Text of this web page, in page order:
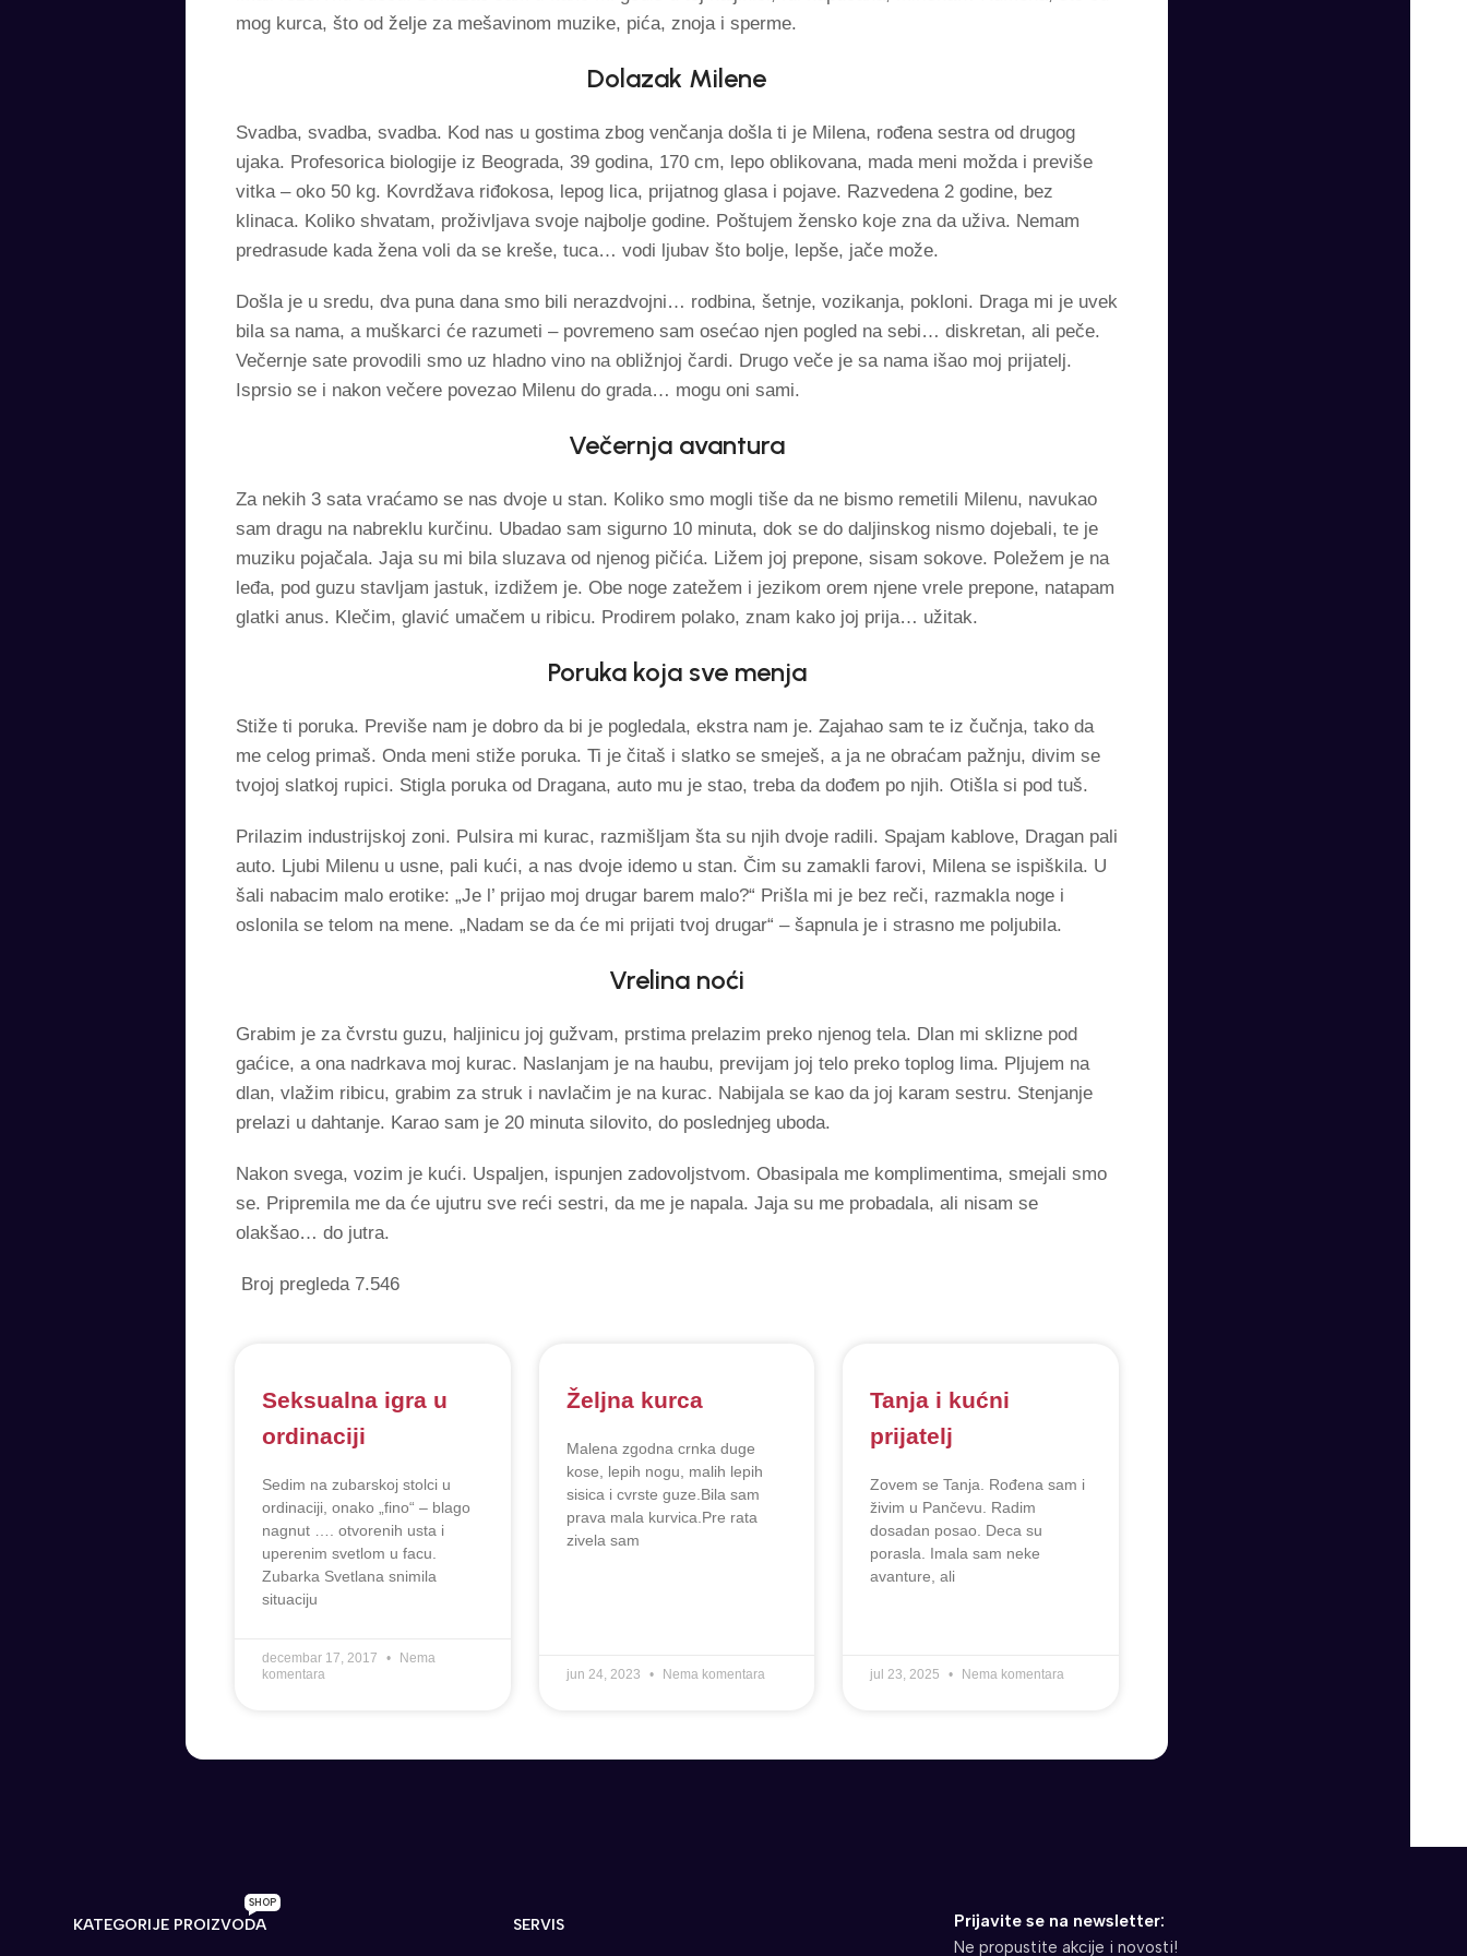
mog kurca, što od želje za mešavinom muzike, pića, znoja i sperme.
Dolazak Milene
Svadba, svadba, svadba. Kod nas u gostima zbog venčanja došla ti je Milena, rođena sestra od drugog
ujaka. Profesorica biologije iz Beograda, 39 godina, 170 cm, lepo oblikovana, mada meni možda i previše
vitka – oko 50 kg. Kovrdžava riđokosa, lepog lica, prijatnog glasa i pojave. Razvedena 2 godine, bez
klinaca. Koliko shvatam, proživljava svoje najbolje godine. Poštujem žensko koje zna da uživa. Nemam
predrasude kada žena voli da se kreše, tuca… vodi ljubav što bolje, lepše, jače može.
Došla je u sredu, dva puna dana smo bili nerazdvojni… rodbina, šetnje, vozikanja, pokloni. Draga mi je uvek
bila sa nama, a muškarci će razumeti – povremeno sam osećao njen pogled na sebi… diskretan, ali peče.
Večernje sate provodili smo uz hladno vino na obližnjoj čardi. Drugo veče je sa nama išao moj prijatelj.
Isprsio se i nakon večere povezao Milenu do grada… mogu oni sami.
Večernja avantura
Za nekih 3 sata vraćamo se nas dvoje u stan. Koliko smo mogli tiše da ne bismo remetili Milenu, navukao
sam dragu na nabreklu kurčinu. Ubadao sam sigurno 10 minuta, dok se do daljinskog nismo dojebali, te je
muziku pojačala. Jaja su mi bila sluzava od njenog pičića. Ližem joj prepone, sisam sokove. Poležem je na
leđa, pod guzu stavljam jastuk, izdižem je. Obe noge zatežem i jezikom orem njene vrele prepone, natapam
glatki anus. Klečim, glavić umačem u ribicu. Prodirem polako, znam kako joj prija… užitak.
Poruka koja sve menja
Stiže ti poruka. Previše nam je dobro da bi je pogledala, ekstra nam je. Zajahao sam te iz čučnja, tako da
me celog primaš. Onda meni stiže poruka. Ti je čitaš i slatko se smeješ, a ja ne obraćam pažnju, divim se
tvojoj slatkoj rupici. Stigla poruka od Dragana, auto mu je stao, treba da dođem po njih. Otišla si pod tuš.
Prilazim industrijskoj zoni. Pulsira mi kurac, razmišljam šta su njih dvoje radili. Spajam kablove, Dragan pali
auto. Ljubi Milenu u usne, pali kući, a nas dvoje idemo u stan. Čim su zamakli farovi, Milena se ispiškila. U
šali nabacim malo erotike: „Je l’ prijao moj drugar barem malo?“ Prišla mi je bez reči, razmakla noge i
oslonila se telom na mene. „Nadam se da će mi prijati tvoj drugar“ – šapnula je i strasno me poljubila.
Vrelina noći
Grabim je za čvrstu guzu, haljinicu joj gužvam, prstima prelazim preko njenog tela. Dlan mi sklizne pod
gaćice, a ona nadrkava moj kurac. Naslanjam je na haubu, previjam joj telo preko toplog lima. Pljujem na
dlan, vlažim ribicu, grabim za struk i navlačim je na kurac. Nabijala se kao da joj karam sestru. Stenjanje
prelazi u dahtanje. Karao sam je 20 minuta silovito, do poslednjeg uboda.
Nakon svega, vozim je kući. Uspaljen, ispunjen zadovoljstvom. Obasipala me komplimentima, smejali smo
se. Pripremila me da će ujutru sve reći sestri, da me je napala. Jaja su me probadala, ali nisam se
olakšao… do jutra.
Broj pregleda 7.546
Seksualna igra u
ordinaciji
Sedim na zubarskoj stolci u
ordinaciji, onako „fino“ – blago
nagnut …. otvorenih usta i
uperenim svetlom u facu.
Zubarka Svetlana snimila
situaciju
decembar 17, 2017
Nema
komentara
Željna kurca
Malena zgodna crnka duge
kose, lepih nogu, malih lepih
sisica i cvrste guze.Bila sam
prava mala kurvica.Pre rata
zivela sam
jun 24, 2023 Nema komentara
Tanja i kućni
prijatelj
Zovem se Tanja. Rođena sam i
živim u Pančevu. Radim
dosadan posao. Deca su
porasla. Imala sam neke
avanture, ali
jul 23, 2025 Nema komentara
KATEGORIJE PROIZVODA
SHOP
SERVIS
Prijavite se na newsletter:
Ne propustite akcije i novosti!